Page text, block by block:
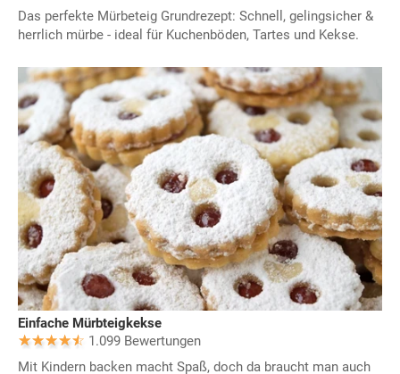
Das perfekte Mürbeteig Grundrezept: Schnell, gelingsicher &
herrlich mürbe - ideal für Kuchenböden, Tartes und Kekse.
Einfache Mürbteigkekse
1.099 Bewertungen
Mit Kindern backen macht Spaß, doch da braucht man auch